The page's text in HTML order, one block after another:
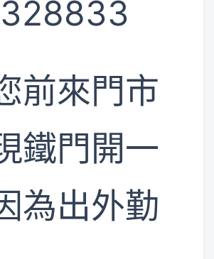
前來門市
鐵門開一
為出外勤